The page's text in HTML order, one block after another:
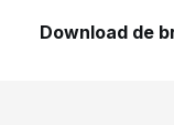
Download de